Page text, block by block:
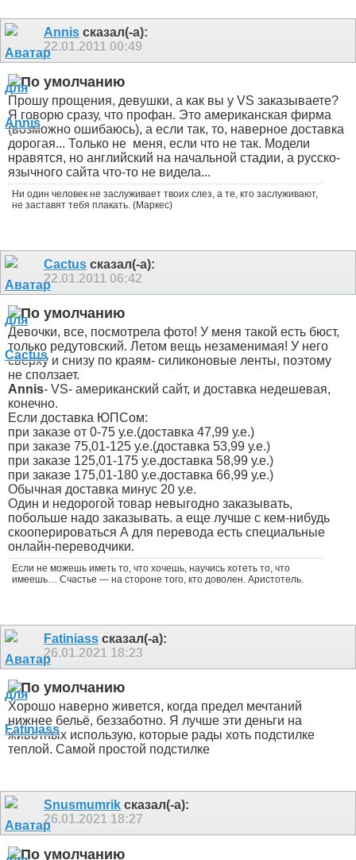
Annis сказал(-а):
22.01.2011 00:49
Прошу прощения, девушки, а как вы у VS заказываете?
Я говорю сразу, что профан. Это американская фирма
(возможно ошибаюсь), а если так, то, наверное доставка
дорогая... Только не меня, если что не так. Модели
нравятся, но английский на начальной стадии, а русско-
язычного сайта что-то не видела...
Ни один человек не заслуживает твоих слез, а те, кто заслуживают,
не заставят тебя плакать. (Маркес)
Cactus сказал(-а):
22.01.2011 06:42
Девочки, все, посмотрела фото! У меня такой есть бюст,
только редутовский. Летом вещь незаменимая! У него
сверху и снизу по краям- силиконовые ленты, поэтому
не сползает.
Annis- VS- американский сайт, и доставка недешевая,
конечно.
Если доставка ЮПСом:
при заказе от 0-75 у.е.(доставка 47,99 у.е.)
при заказе 75,01-125 у.е.(доставка 53,99 у.е.)
при заказе 125,01-175 у.е.доставка 58,99 у.е.)
при заказе 175,01-180 у.е.доставка 66,99 у.е.)
Обычная доставка минус 20 у.е.
Один и недорогой товар невыгодно заказывать,
побольше надо заказывать. а еще лучше с кем-нибудь
скооперироваться А для перевода есть специальные
онлайн-переводчики.
Если не можешь иметь то, что хочешь, научись хотеть то, что
имеешь… Счастье — на стороне того, кто доволен. Аристотель.
Fatiniass сказал(-а):
26.01.2021 18:23
Хорошо наверно живется, когда предел мечтаний
нижнее бельё, беззаботно. Я лучше эти деньги на
животных использую, которые рады хоть подстилке
теплой. Самой простой подстилке
Snusmumrik сказал(-а):
26.01.2021 18:27